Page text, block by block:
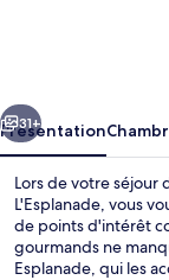
-
L'Esplanade
Suivant
31+
Présentation
Lors de votre séjour
L'Esplanade, vous
de points d'intérêt
gourmands ne
Esplanade, qui les